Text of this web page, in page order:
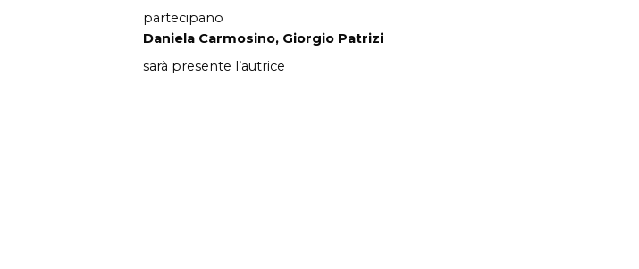
partecipano
Daniela Carmosino, Giorgio Patrizi
sarà presente l’autrice